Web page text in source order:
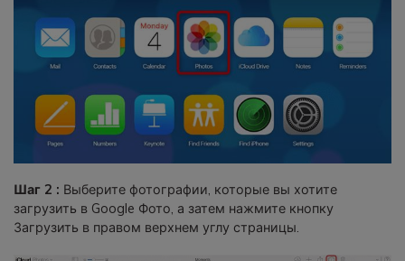
Шаг 2 : Выберите фотографии, которые вы хотите
загрузить в Google Фото, а затем нажмите кнопку
Загрузить в правом верхнем углу страницы.